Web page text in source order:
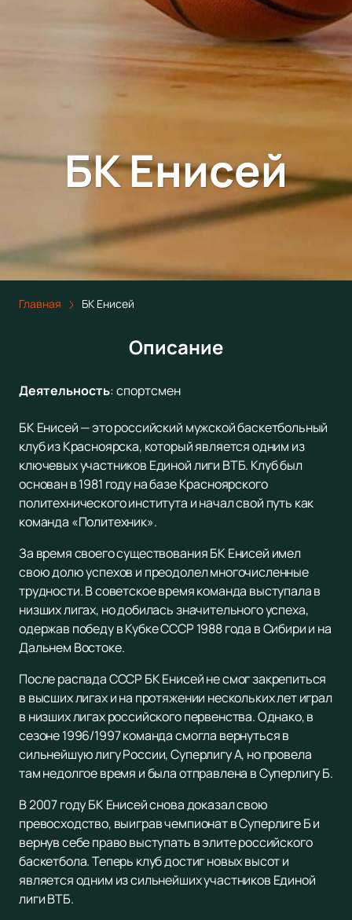
БК Енисей
Главная БК Енисей
Описание
Деятельность:спортсмен
БК Енисей — это российский мужской баскетбольный
клуб из Красноярска, который является одним из
ключевых участников Единой лиги ВТБ. Клуб был
основан в 1981 году на базе Красноярского
политехнического института и начал свой путь как
команда «Политехник».
За время своего существования БК Енисей имел
свою долю успехов и преодолел многочисленные
трудности. В советское время команда выступала в
низших лигах, но добилась значительного успеха,
одержав победу в Кубке СССР 1988 года в Сибири и на
Дальнем Востоке.
После распада СССР БК Енисей не смог закрепиться
в высших лигах и на протяжении нескольких лет играл
в низших лигах российского первенства. Однако, в
сезоне 1996/1997 команда смогла вернуться в
сильнейшую лигу России, Суперлигу А, но провела
там недолгое время и была отправлена в Суперлигу Б.
В 2007 году БК Енисей снова доказал свою
превосходство, выиграв чемпионат в Суперлиге Б и
вернув себе право выступать в элите российского
баскетбола. Теперь клуб достиг новых высот и
является одним из сильнейших участников Единой
лиги ВТБ.